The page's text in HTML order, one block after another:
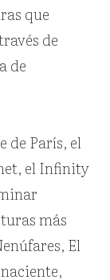
que
de
de
de París, el
el Infinity
más
El